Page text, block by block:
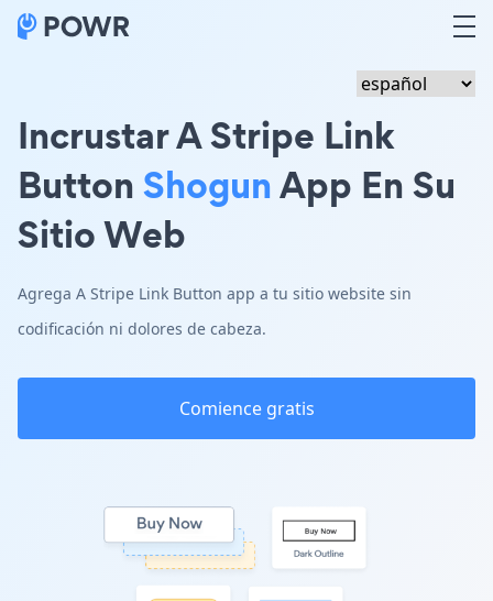
Incrustar A Stripe Link
ButtonShogunApp En Su
Sitio Web
Agrega A Stripe Link Button app a tu sitio website sin
codificación ni dolores de cabeza.
Comience gratis